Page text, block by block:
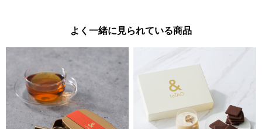
す。
よく一緒に見られている商品